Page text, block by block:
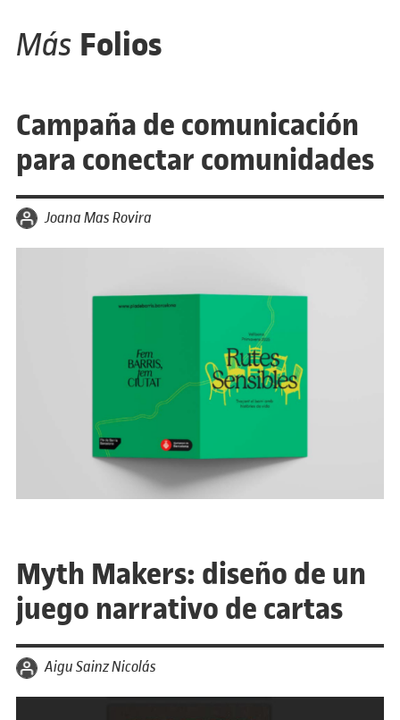
Más Folios
Campaña de comunicación
para conectar comunidades
por Joana Mas Rovira
Myth Makers: diseño de un
juego narrativo de cartas
por Aigu Sainz Nicolás